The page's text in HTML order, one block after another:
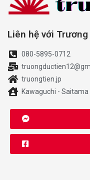
Liên hệ với Trương
080-5895-0712
truongtien.jp
Kawaguchi -